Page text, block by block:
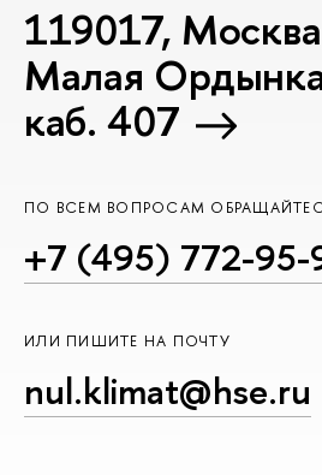
119017,
Малая
каб. 407
ПО ВСЕМ ВОПРОСАМ
+7 (495) 772-
ИЛИ ПИШИТЕ НА ПОЧТУ
nul.klimat@hse.ru